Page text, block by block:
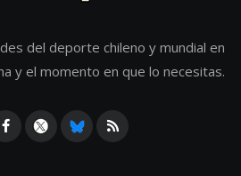
del deporte chileno y mundial en
y el momento en que lo necesitas.